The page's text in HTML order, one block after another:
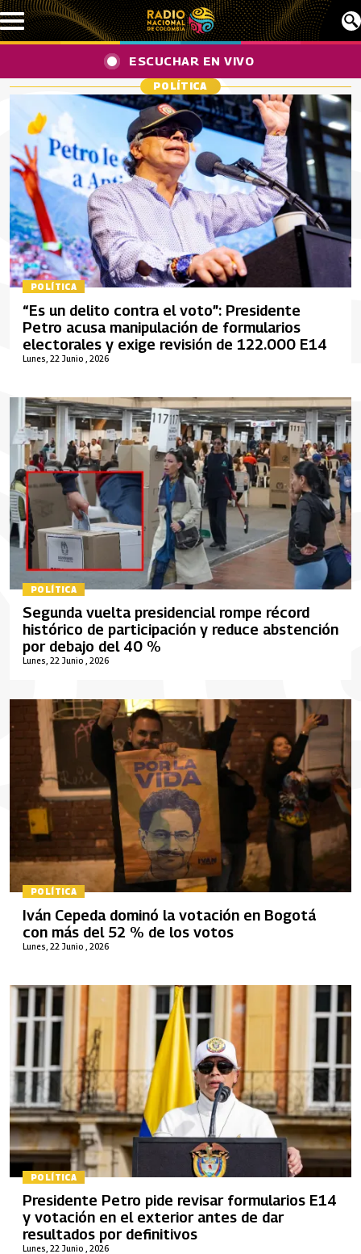
Pasar al contenido principal
ESCUCHAR EN VIVO
POLÍTICA
POLÍTICA
Lunes, 22 Junio , 2026
“Es un delito contra el voto”: Presidente
Petro acusa manipulación de formularios
electorales y exige revisión de 122.000 E14
POLÍTICA
Lunes, 22 Junio , 2026
Segunda vuelta presidencial rompe récord
histórico de participación y reduce abstención
por debajo del 40 %
POLÍTICA
Lunes, 22 Junio , 2026
Iván Cepeda dominó la votación en Bogotá
con más del 52 % de los votos
POLÍTICA
Lunes, 22 Junio , 2026
Presidente Petro pide revisar formularios E14
y votación en el exterior antes de dar
resultados por definitivos